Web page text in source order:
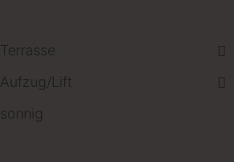
Terrasse
Aufzug/Lift
sonnig